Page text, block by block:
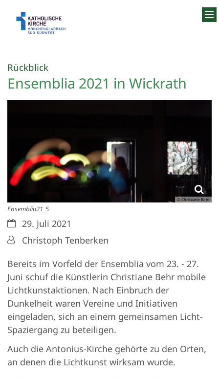
Rückblick:
Ensemblia 2021 in Wickrath
© Christiane Behr
Ensemblia21_5
Datum:29. Juli 2021
Von:Christoph Tenberken
Bereits im Vorfeld der Ensemblia vom 23. - 27.
Juni schuf die Künstlerin Christiane Behr mobile
Lichtkunstaktionen. Nach Einbruch der
Dunkelheit waren Vereine und Initiativen
eingeladen, sich an einem gemeinsamen Licht-
Spaziergang zu beteiligen.
Auch die Antonius-Kirche gehörte zu den Orten,
an denen die Lichtkunst wirksam wurde.